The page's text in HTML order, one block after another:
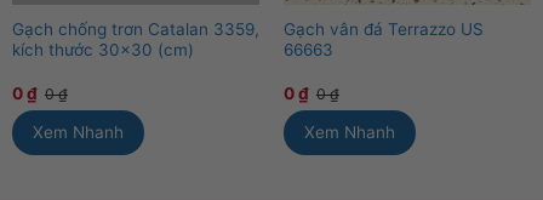
Gạch chống trơn Catalan 3359,
kích thước 30×30 (cm)
0₫ 0₫
Xem Nhanh
Gạch vân đá Terrazzo US
66663
0₫ 0₫
Xem Nhanh